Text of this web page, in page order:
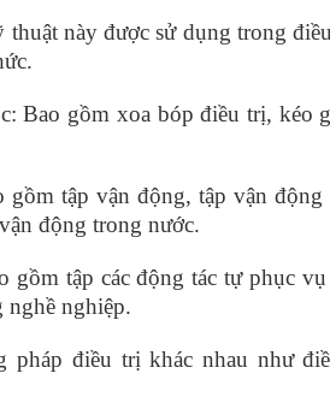
này được sử dụng trong
Bao gồm xoa bóp điều trị, kéo
tập vận động, tập vận động
động trong nước.
gồm tập các động tác tự phục
nghề nghiệp.
pháp điều trị khác nhau như